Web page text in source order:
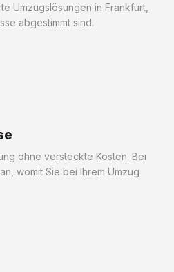
Umzugslösungen in Frankfurt,
abgestimmt sind.
ohne versteckte Kosten. Bei
womit Sie bei Ihrem Umzug